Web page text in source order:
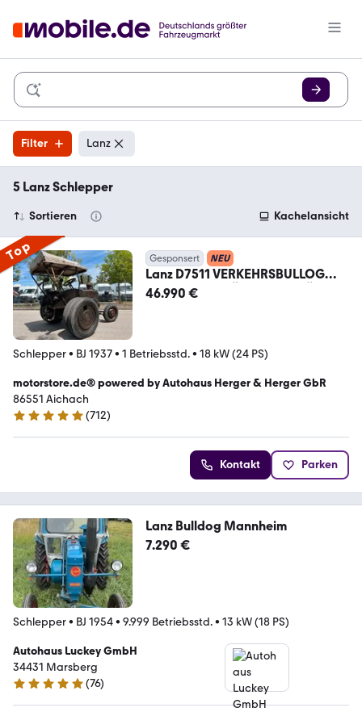
Filter Lanz
5 Lanz Schlepper
Sortieren Kachelansicht
Top Gesponsert NEU
Lanz D7511 VERKEHRSBULLOG
|BJ.1937|RARITÄT|UNIKAT|TÜV
46.990 €
Schlepper• BJ 1937• 1 Betriebsstd.• 18 kW (24 PS)
motorstore.de® powered by Autohaus Herger & Herger GbR
86551 Aichach
4.8 Sterne
(712)
Kontakt Parken
Lanz Bulldog Mannheim
7.290 €
Schlepper• BJ 1954• 9.999 Betriebsstd.• 13 kW (18 PS)
Autohaus Luckey GmbH
34431 Marsberg
4.9 Sterne
(76)